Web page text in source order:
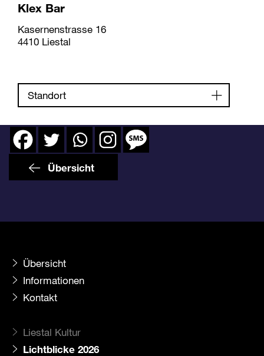
Klex Bar
Kasernenstrasse 16
4410 Liestal
Standort
Übersicht
Übersicht
Informationen
Kontakt
Liestal Kultur
Lichtblicke 2026